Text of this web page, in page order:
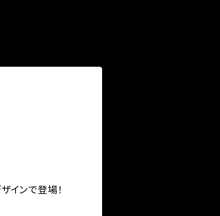
インで登場！